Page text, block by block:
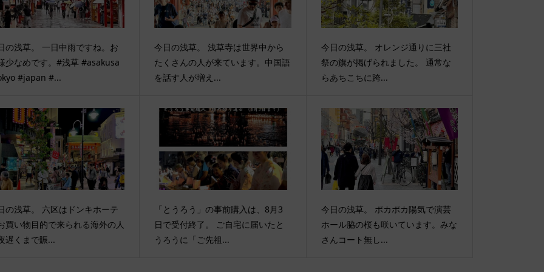
の浅草。 一日中雨ですね。お
少なめです。#浅草 #asakusa
#japan #...
今日の浅草。 浅草寺は世界中から
たくさんの人が来ています。中国語
を話す人が増え...
今日の浅草。 オレンジ通りに三社
祭の旗が掲げられました。 通常な
らあちこちに跨...
の浅草。 六区はドンキホーテ
買い物目的で来られる海外の人
遅くまで賑...
「とうろう」の事前購入は、8月3
日で受付終了。 ご自宅に届いたと
うろうに「ご先祖...
今日の浅草。 ポカポカ陽気で演芸
ホール脇の桜も咲いています。みな
さんコート無し...